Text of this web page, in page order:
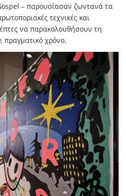
– παρουσίασαν ζωντανά τα
τεχνικές και
να παρακολουθήσουν τη
πραγματικό χρόνο.